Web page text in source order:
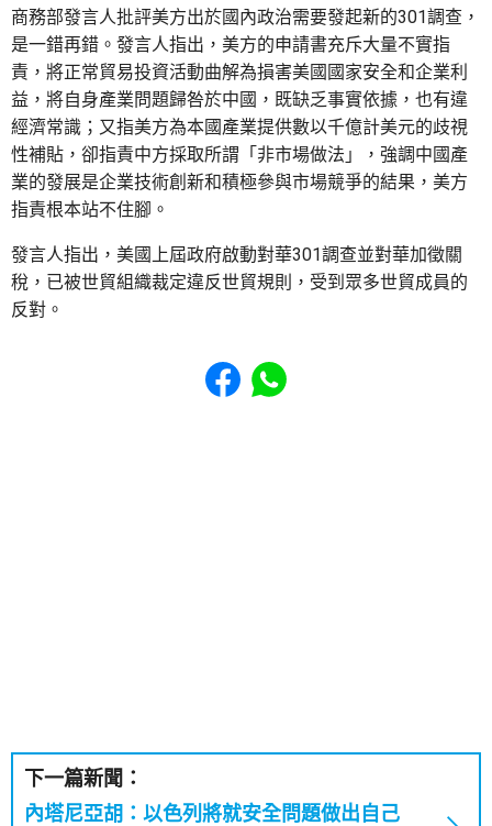
商務部發言人批評美方出於國內政治需要發起新的301調查，
是一錯再錯。發言人指出，美方的申請書充斥大量不實指
責，將正常貿易投資活動曲解為損害美國國家安全和企業利
益，將自身產業問題歸咎於中國，既缺乏事實依據，也有違
經濟常識；又指美方為本國產業提供數以千億計美元的歧視
性補貼，卻指責中方採取所謂「非市場做法」，強調中國產
業的發展是企業技術創新和積極參與市場競爭的結果，美方
指責根本站不住腳。
發言人指出，美國上屆政府啟動對華301調查並對華加徵關
稅，已被世貿組織裁定違反世貿規則，受到眾多世貿成員的
反對。
Share to Facebook
Share to WhatsApp
下一篇新聞：
內塔尼亞胡：以色列將就安全問題做出自己